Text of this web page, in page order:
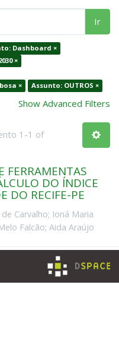
Ir
Dashboard ×
×
×
Assunto: OUTROS ×
Show Advanced Filters
1-1 of
FERRAMENTAS
DO ÍNDICE
DO RECIFE-PE
Carvalho; Ioná Maria
Falcão; Aida Araújo